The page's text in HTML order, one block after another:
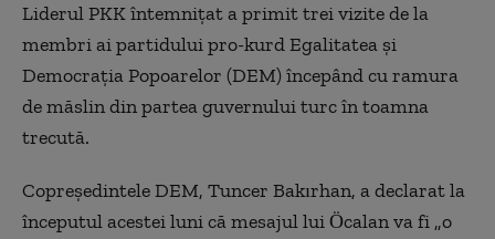
Liderul PKK întemnițat a primit trei vizite de la
membri ai partidului pro-kurd Egalitatea și
Democrația Popoarelor (DEM) începând cu ramura
de măslin din partea guvernului turc în toamna
trecută.
Copreședintele DEM, Tuncer Bakırhan, a declarat la
începutul acestei luni că mesajul lui Öcalan va fi „o